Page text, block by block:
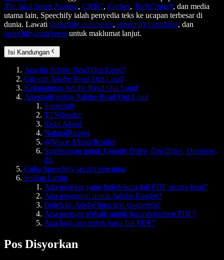
The Wall Street Journal, CNBC, Forbes, TechCrunch, dan media
utama lain, Speechify ialah penyedia teks ke ucapan terbesar di
dunia. Lawati speechify.com/news, speechify.com/blog, dan
speechify.com/press untuk maklumat lanjut.
Isi Kandungan
Apa itu Adobe Read Out Loud?
Ciri-ciri Adobe Read Out Loud
Kekurangan Adobe Read Out Loud
Alternatif untuk Adobe Read Out Loud
Speechify
TTSReader
Read Aloud
NaturalReader
@Voice Aloud Reader
Sambungan untuk Google Drive, OneDrive, Dropbox,
dll.
Cuba Speechify secara percuma
Soalan Lazim
Ada perisian yang boleh baca fail PDF secara kuat?
Ada pengganti untuk Adobe Reader?
Boleh ke Adobe buat text-to-speech?
Apa perisian terbaik untuk baca dokumen PDF?
Apa lagi cara untuk baca fail PDF?
Pos Disyorkan